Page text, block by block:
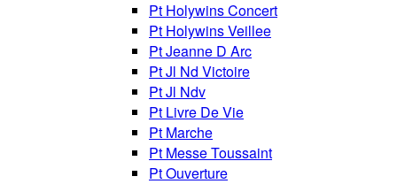
Pt Holywins Concert
Pt Holywins Veillee
Pt Jeanne D Arc
Pt Jl Nd Victoire
Pt Jl Ndv
Pt Livre De Vie
Pt Marche
Pt Messe Toussaint
Pt Ouverture